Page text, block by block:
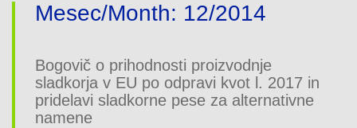
v
Mesec/Month: 12/2014
Bogovič o prihodnosti proizvodnje
sladkorja v EU po odpravi kvot l. 2017 in
pridelavi sladkorne pese za alternativne
namene